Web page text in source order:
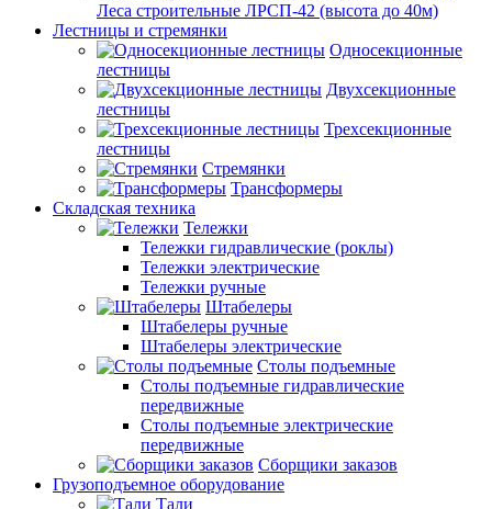
Леса строительные ЛРСП-42 (высота до 40м)
Лестницы и стремянки
Односекционные
лестницы
Двухсекционные
лестницы
Трехсекционные
лестницы
Стремянки
Трансформеры
Складская техника
Тележки
Тележки гидравлические (роклы)
Тележки электрические
Тележки ручные
Штабелеры
Штабелеры ручные
Штабелеры электрические
Столы подъемные
Столы подъемные гидравлические
передвижные
Столы подъемные электрические
передвижные
Сборщики заказов
Грузоподъемное оборудование
Тали